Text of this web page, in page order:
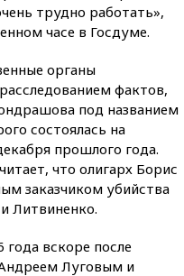
трудно работать»,
часе в Госдуме.
органы
фактов,
под названием
состоялась на
прошлого года.
что олигарх Борис
заказчиком убийства
Литвиненко.
вскоре после
Луговым и